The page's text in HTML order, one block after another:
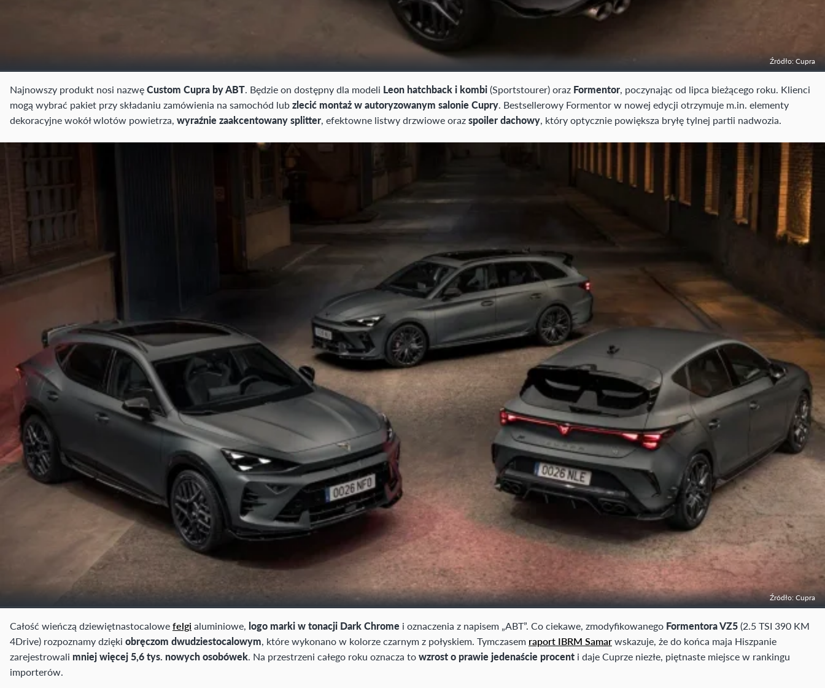
Źródło: Cupra
Najnowszy produkt nosi nazwęCustom Cupra by ABT. Będzie on dostępny dla modeli Leon hatchback i kombi(Sportstourer) oraz Formentor, poczynając od lipca bieżącego roku. Klienci
mogą wybrać pakiet przy składaniu zamówienia na samochód lubzlecić montaż w autoryzowanym salonie Cupry. Bestsellerowy Formentor w nowej edycji otrzymuje m.in. elementy
dekoracyjne wokół wlotów powietrza, wyraźnie zaakcentowany splitter, efektowne listwy drzwiowe orazspoiler dachowy, który optycznie powiększa bryłę tylnej partii nadwozia.
Źródło: Cupra
Całość wieńczą dziewiętnastocalowefelgi aluminiowe, logo marki w tonacji Dark Chrome i oznaczenia z napisem „ABT”. Co ciekawe, zmodyfikowanego Formentora VZ5(2.5 TSI 390 KM
4Drive) rozpoznamy dzięki obręczom dwudziestocalowym, które wykonano w kolorze czarnym z połyskiem. Tymczasem raport IBRM Samarwskazuje, że do końca maja Hiszpanie
zarejestrowali mniej więcej 5,6 tys. nowych osobówek. Na przestrzeni całego roku oznacza towzrost o prawie jedenaście procent i daje Cuprze niezłe, piętnaste miejsce w rankingu
importerów.